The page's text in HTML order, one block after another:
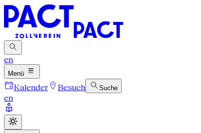
en
Menü
Kalender Besuch Suche
en